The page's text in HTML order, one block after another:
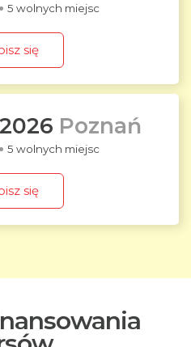
5 wolnych miejsc
się
Poznań
5 wolnych miejsc
się